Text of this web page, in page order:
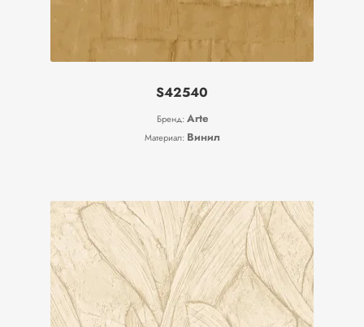
S42540
Бренд: Arte
Материал: Винил